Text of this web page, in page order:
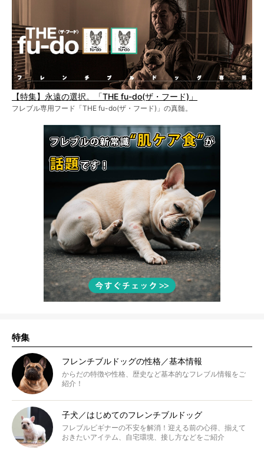
【特集】永遠の選択。「THE fu-do(ザ・フード)」
フレブル専用フード「THE fu-do(ザ・フード)」の真髄。
特集
フレンチブルドッグの性格／基本情報
からだの特徴や性格、歴史など基本的なフレブル情報をご
紹介！
子犬／はじめてのフレンチブルドッグ
フレブルビギナーの不安を解消！迎える前の心得、揃えて
おきたいアイテム、自宅環境、接し方などをご紹介